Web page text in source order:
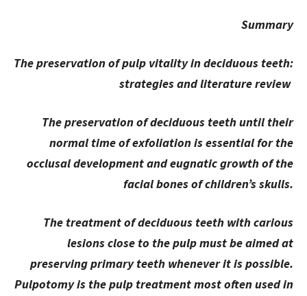
Summary
The preservation of pulp vitality in deciduous teeth:
strategies and literature review
The preservation of deciduous teeth until their
normal time of exfoliation is essential for the
occlusal development and eugnatic growth of the
facial bones of children’s skulls.
The treatment of deciduous teeth with carious
lesions close to the pulp must be aimed at
preserving primary teeth whenever it is possible.
Pulpotomy is the pulp treatment most often used in